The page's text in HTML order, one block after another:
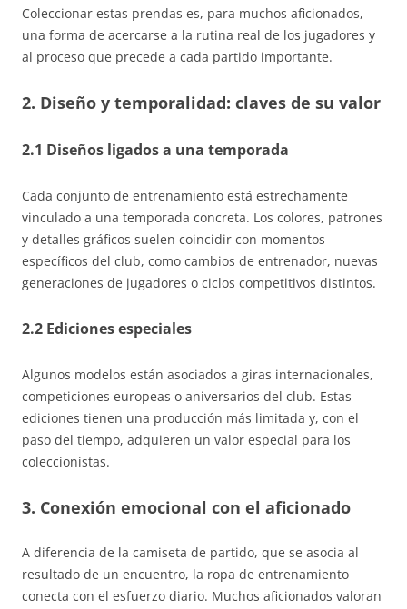
Coleccionar estas prendas es, para muchos aficionados,
una forma de acercarse a la rutina real de los jugadores y
al proceso que precede a cada partido importante.
2. Diseño y temporalidad: claves de su valor
2.1 Diseños ligados a una temporada
Cada conjunto de entrenamiento está estrechamente
vinculado a una temporada concreta. Los colores, patrones
y detalles gráficos suelen coincidir con momentos
específicos del club, como cambios de entrenador, nuevas
generaciones de jugadores o ciclos competitivos distintos.
2.2 Ediciones especiales
Algunos modelos están asociados a giras internacionales,
competiciones europeas o aniversarios del club. Estas
ediciones tienen una producción más limitada y, con el
paso del tiempo, adquieren un valor especial para los
coleccionistas.
3. Conexión emocional con el aficionado
A diferencia de la camiseta de partido, que se asocia al
resultado de un encuentro, la ropa de entrenamiento
conecta con el esfuerzo diario. Muchos aficionados valoran